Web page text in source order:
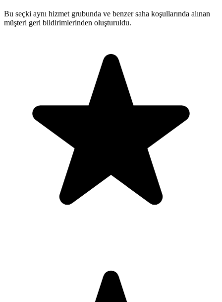
Bu seçki aynı hizmet grubunda ve benzer saha koşullarında alınan
müşteri geri bildirimlerinden oluşturuldu.